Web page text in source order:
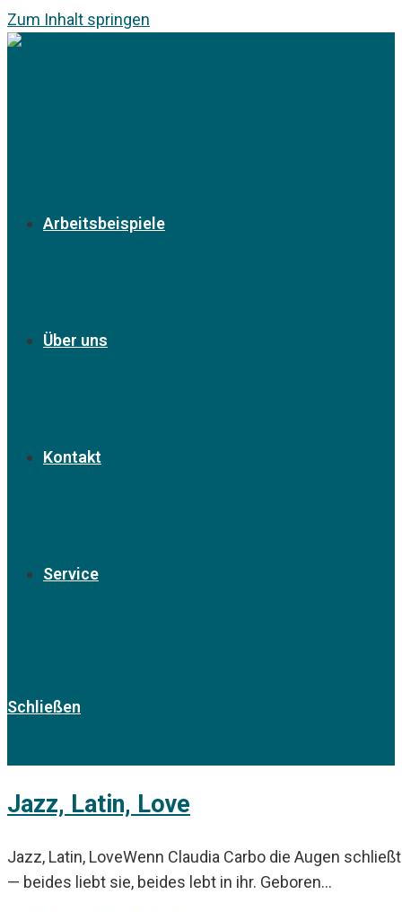
Zum Inhalt springen
Arbeitsbeispiele
Über uns
Kontakt
Service
Schließen
Jazz, Latin, Love
Jazz, Latin, LoveWenn Claudia Carbo die Augen
— beides liebt sie, beides lebt in ihr. Geboren…